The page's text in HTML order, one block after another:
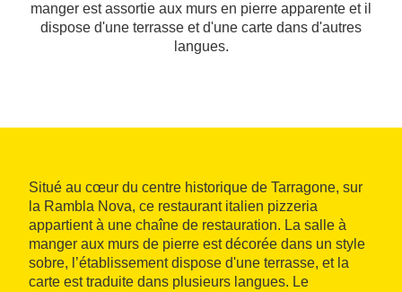
manger est assortie aux murs en pierre apparente et il
dispose d'une terrasse et d'une carte dans d'autres
langues.
Situé au cœur du centre historique de Tarragone, sur
la Rambla Nova, ce restaurant italien pizzeria
appartient à une chaîne de restauration. La salle à
manger aux murs de pierre est décorée dans un style
sobre, l’établissement dispose d'une terrasse, et la
carte est traduite dans plusieurs langues. Le